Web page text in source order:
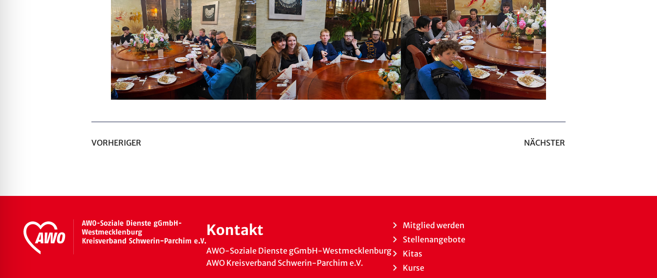
VORHERIGER NÄCHSTER
Kontakt
AWO-Soziale Dienste gGmbH-Westmecklenburg
AWO Kreisverband Schwerin-Parchim e.V.
Mitglied werden
Stellenangebote
Kitas
Kurse